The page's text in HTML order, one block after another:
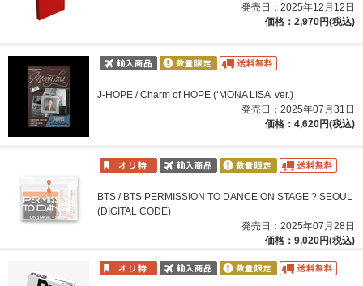
発売日：2025年12月12日
価格：2,970円(税込)
J-HOPE / Charm of HOPE (‘MONA LISA’ ver.)
発売日：2025年07月31日
価格：4,620円(税込)
BTS / BTS PERMISSION TO DANCE ON STAGE ? SEOUL
(DIGITAL CODE)
発売日：2025年07月28日
価格：9,020円(税込)